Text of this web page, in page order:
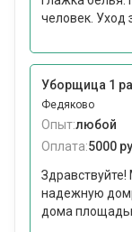
человек. Уход
Уборщица 1
Федяково
Опыт:любой
Оплата:5000
надежную
дома площадью